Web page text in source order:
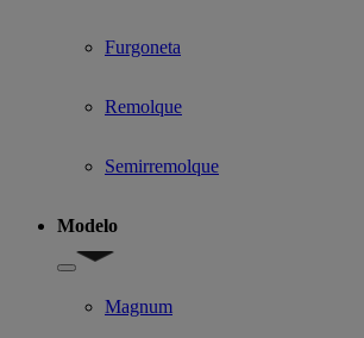
Furgoneta
Remolque
Semirremolque
Modelo
Show submenu for Modelo
Magnum